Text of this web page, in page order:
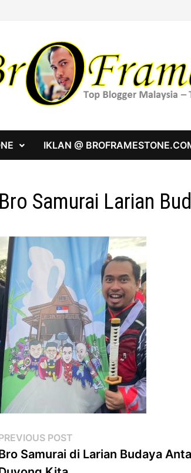
IKLAN @
Bro Samurai Larian
POST
post:
Samurai di Larian Budaya